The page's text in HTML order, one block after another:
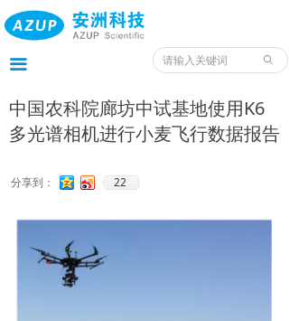
끀
首页
产品
服务
应用
案例
我们
服务预约入口
ꄙ
中国农科院廊坊中试基地使用K6
多光谱相机进行小麦飞行数据报告
分享到： 22